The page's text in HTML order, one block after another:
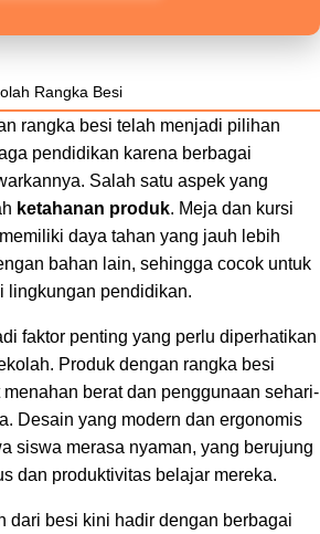
Rangka Besi
rangka besi telah menjadi pilihan
pendidikan karena berbagai
Salah satu aspek yang
ketahanan produk. Meja dan kursi
daya tahan yang jauh lebih
bahan lain, sehingga cocok untuk
lingkungan pendidikan.
faktor penting yang perlu diperhatikan
Produk dengan rangka besi
berat dan penggunaan sehari-
Desain yang modern dan ergonomis
siswa merasa nyaman, yang berujung
dan produktivitas belajar mereka.
dari besi kini hadir dengan berbagai